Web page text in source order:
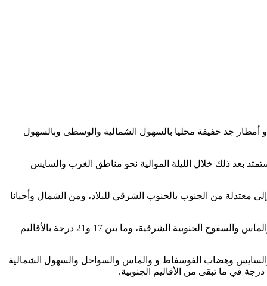
أمطار جد خفيفة محليا بالسهول الشمالية والوسطى وبالسهول
ذلك خلال الليلة الموالية نحو مناطق الغرب والسايس
معتدلة من الجنوب بالجنوب الشرقي للبلاد، ومن الشمال وأحيانا
وستتراوح درجات الحرارة الدنيا ما بين 00 و05 درجات بالمرتفعات، وما بين 06 و12 درجة بالمنطقة الشرقية والسايس وهضاب الفوسفاط و والماس والسفوح الجنوبية الشرقية، وما بين 17 و21 درجة بالأقاليم
من الساحل المتوسطي والمنطقة الشرقية والسايس وهضاب الفوسفاط و والماس والسواحل والسهول الشمالية